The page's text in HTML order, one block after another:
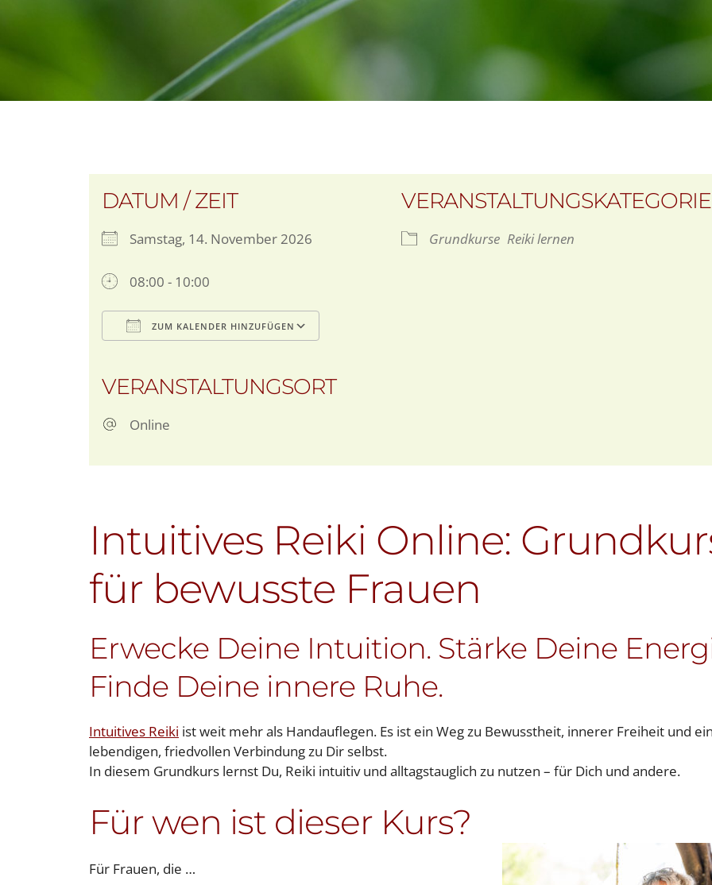
DATUM / ZEIT
Samstag, 14. November 2026
08:00 - 10:00
ZUM KALENDER HINZUFÜGEN
VERANSTALTUNGSORT
Online
Grundkurse Reiki lernen
Intuitives Reiki Online:
für bewusste Frauen
Erwecke Deine Intuition. Stärke Deine
Finde Deine innere Ruhe.
Intuitives Reiki ist weit mehr als Handauflegen. Es ist ein Weg zu Bewusstheit, innerer Freiheit und
lebendigen, friedvollen Verbindung zu Dir selbst.
In diesem Grundkurs lernst Du, Reiki intuitiv und alltagstauglich zu nutzen – für Dich und andere.
Für wen ist dieser Kurs?
Für Frauen, die …